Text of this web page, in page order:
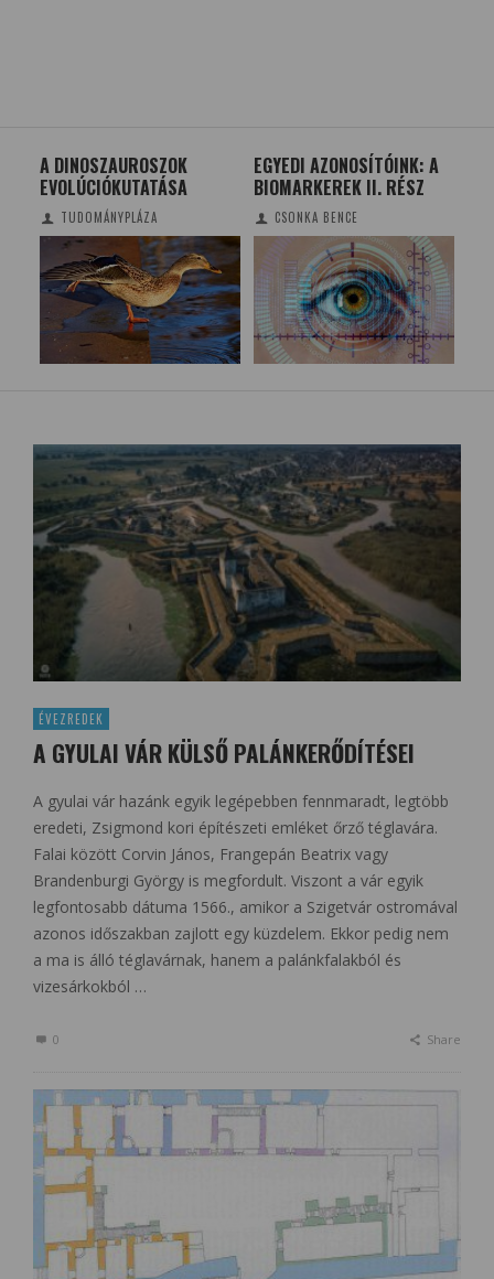
A DINOSZAUROSZOK
EVOLÚCIÓKUTATÁSA
TUDOMÁNYPLÁZA
EGYEDI AZONOSÍTÓINK: A
BIOMARKEREK II. RÉSZ
CSONKA BENCE
ÉVEZREDEK
A GYULAI VÁR KÜLSŐ PALÁNKERŐDÍTÉSEI
A gyulai vár hazánk egyik legépebben fennmaradt, legtöbb
eredeti, Zsigmond kori építészeti emléket őrző téglavára.
Falai között Corvin János, Frangepán Beatrix vagy
Brandenburgi György is megfordult. Viszont a vár egyik
legfontosabb dátuma 1566., amikor a Szigetvár ostromával
azonos időszakban zajlott egy küzdelem. Ekkor pedig nem
a ma is álló téglavárnak, hanem a palánkfalakból és
vizesárkokból …
0 Share